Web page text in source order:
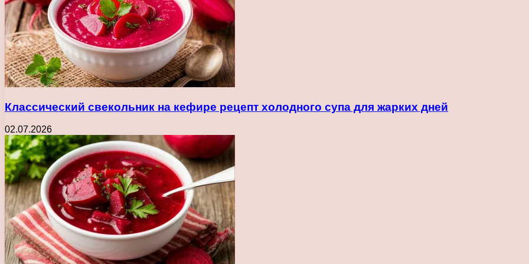
Классический свекольник на кефире рецепт холодного супа для жарких дней
02.07.2026